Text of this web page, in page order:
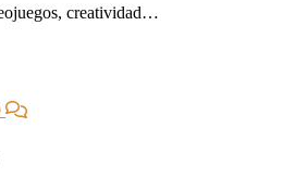
creatividad…